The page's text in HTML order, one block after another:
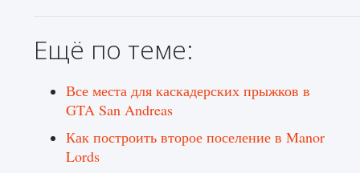
Ещё по теме:
Все места для каскадерских прыжков в
GTA San Andreas
Как построить второе поселение в Manor
Lords